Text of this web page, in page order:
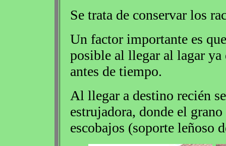
Se trata de conservar los
Un factor importante es
posible al llegar al lagar
antes de tiempo.
Al llegar a destino recién
estrujadora, donde el
escobajos (soporte leñoso